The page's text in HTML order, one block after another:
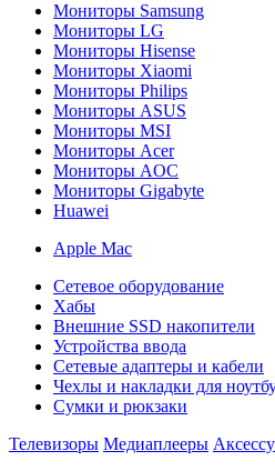
Мониторы Samsung
Мониторы LG
Мониторы Hisense
Мониторы Xiaomi
Мониторы Philips
Мониторы ASUS
Мониторы MSI
Мониторы Acer
Мониторы AOC
Мониторы Gigabyte
Huawei
Apple Mac
Сетевое оборудование
Хабы
Внешние SSD накопители
Устройства ввода
Сетевые адаптеры и кабели
Чехлы и накладки для
Сумки и рюкзаки
Телевизоры Медиаплееры